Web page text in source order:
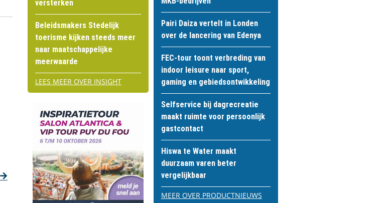
versterken
Beleidsmakers Stedelijk
toerisme kijken steeds meer
naar maatschappelijke
meerwaarde
LEES MEER OVER INSIGHT
Pairi Daiza vertelt in Londen
over de lancering van Edenya
FEC-tour toont verbreding van
indoor leisure naar sport,
gaming en gebiedsontwikkeling
Selfservice bij dagrecreatie
maakt ruimte voor persoonlijk
gastcontact
Hiswa te Water maakt
duurzaam varen beter
vergelijkbaar
MEER OVER PRODUCTNIEUWS